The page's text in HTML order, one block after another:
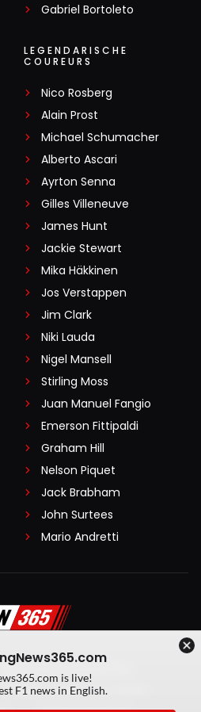
Gabriel Bortoleto
LEGENDARISCHE
COUREURS
Nico Rosberg
Alain Prost
Michael Schumacher
Alberto Ascari
Ayrton Senna
Gilles Villeneuve
James Hunt
Jackie Stewart
Mika Häkkinen
Jos Verstappen
Jim Clark
Niki Lauda
Nigel Mansell
Stirling Moss
Juan Manuel Fangio
Emerson Fittipaldi
Graham Hill
Nelson Piquet
Jack Brabham
John Surtees
Mario Andretti
Algemene voorwaarden
Created by On Your Marks
is live!
F1 news in English.